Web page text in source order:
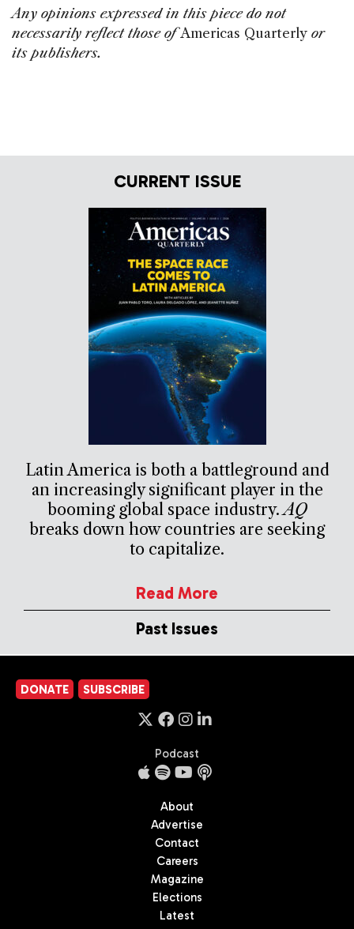
Any opinions expressed in this piece do not
necessarily reflect those ofAmericas Quarterly or
its publishers.
CURRENT ISSUE
Latin America is both a battleground and
an increasingly significant player in the
booming global space industry.AQ
breaks down how countries are seeking
to capitalize.
Read More
Past Issues
DONATE SUBSCRIBE
Podcast
About
Advertise
Contact
Careers
Magazine
Elections
Latest